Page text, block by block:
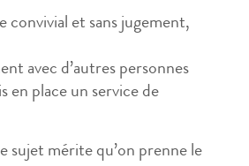
convivial et sans jugement,
avec d’autres personnes
en place un service de
sujet mérite qu’on prenne le